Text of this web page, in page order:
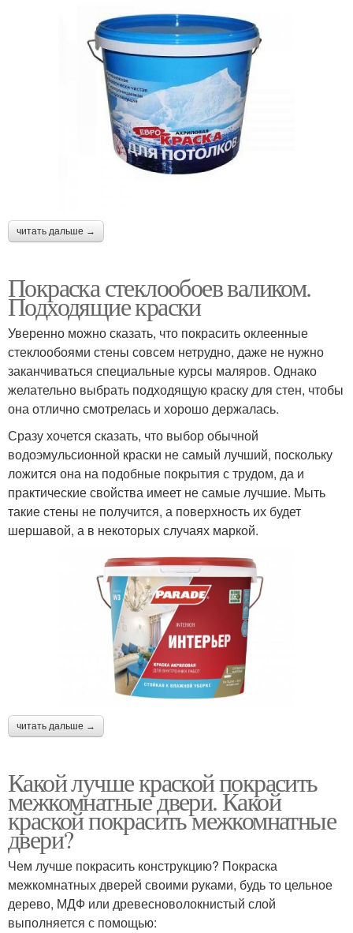
читать дальше →
Покраска стеклообоев валиком.
Подходящие краски
Уверенно можно сказать, что покрасить оклеенные
стеклообоями стены совсем нетрудно, даже не нужно
заканчиваться специальные курсы маляров. Однако
желательно выбрать подходящую краску для стен, чтобы
она отлично смотрелась и хорошо держалась.
Сразу хочется сказать, что выбор обычной
водоэмульсионной краски не самый лучший, поскольку
ложится она на подобные покрытия с трудом, да и
практические свойства имеет не самые лучшие. Мыть
такие стены не получится, а поверхность их будет
шершавой, а в некоторых случаях маркой.
читать дальше →
Какой лучше краской покрасить
межкомнатные двери. Какой
краской покрасить межкомнатные
двери?
Чем лучше покрасить конструкцию? Покраска
межкомнатных дверей своими руками, будь то цельное
дерево, МДФ или древесноволокнистый слой
выполняется с помощью: